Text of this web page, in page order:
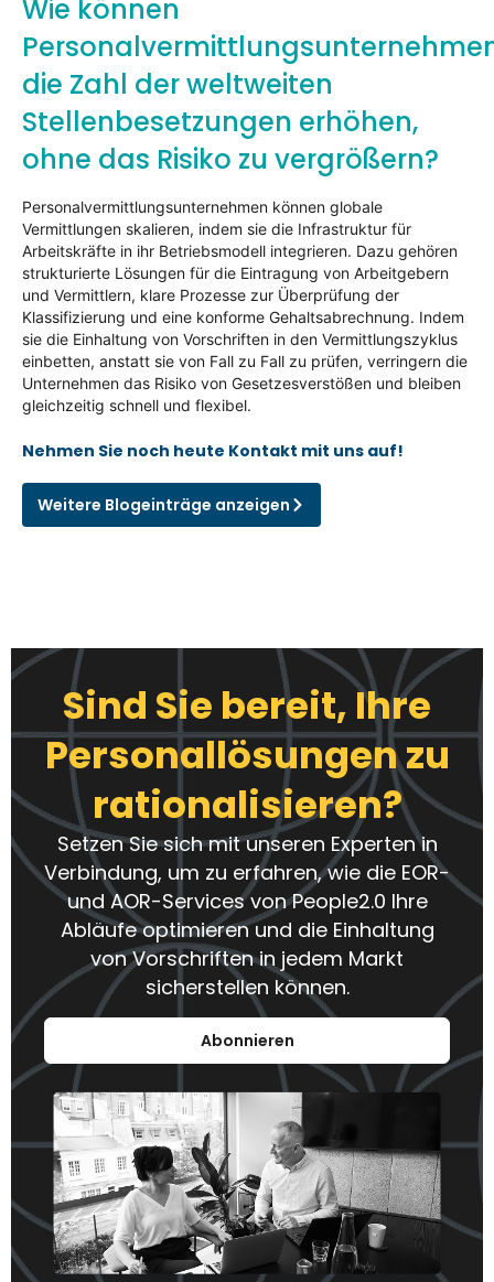
Wie können
die Zahl der weltweiten
Stellenbesetzungen erhöhen,
ohne das Risiko zu vergrößern?
Personalvermittlungsunternehmen können globale
Vermittlungen skalieren, indem sie die Infrastruktur für
Arbeitskräfte in ihr Betriebsmodell integrieren. Dazu gehören
strukturierte Lösungen für die Eintragung von Arbeitgebern
und Vermittlern, klare Prozesse zur Überprüfung der
Klassifizierung und eine konforme Gehaltsabrechnung. Indem
sie die Einhaltung von Vorschriften in den Vermittlungszyklus
einbetten, anstatt sie von Fall zu Fall zu prüfen, verringern die
Unternehmen das Risiko von Gesetzesverstößen und bleiben
gleichzeitig schnell und flexibel.
Nehmen Sie noch heute Kontakt mit uns auf!
Weitere Blogeinträge anzeigen
Sind Sie bereit, Ihre
Personallösungen zu
rationalisieren?
Setzen Sie sich mit unseren Experten in
Verbindung, um zu erfahren, wie die EOR-
und AOR-Services von People2.0 Ihre
Abläufe optimieren und die Einhaltung
von Vorschriften in jedem Markt
sicherstellen können.
Abonnieren